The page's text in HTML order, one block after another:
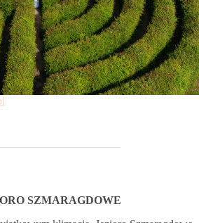
SZMARAGDOWE